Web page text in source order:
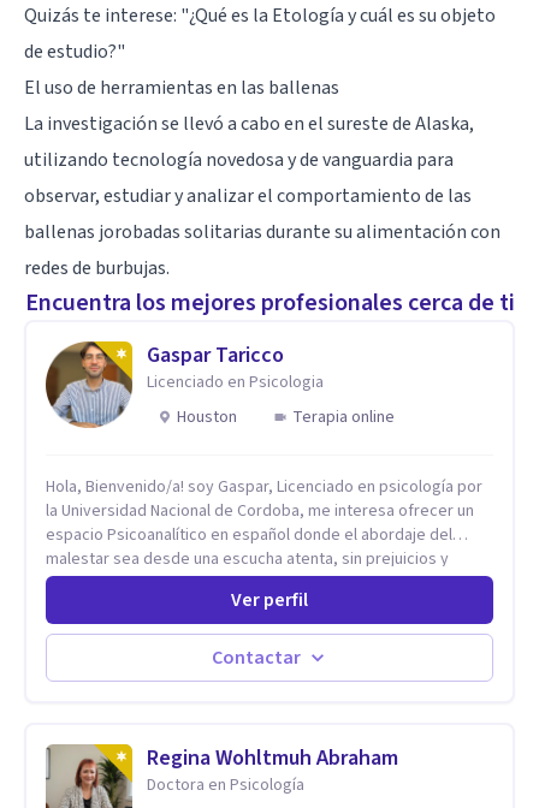
Quizás te interese: "¿Qué es la Etología y cuál es su objeto
de estudio?"
El uso de herramientas en las ballenas
La investigación se llevó a cabo en el sureste de Alaska,
utilizando tecnología novedosa y de vanguardia para
observar, estudiar y analizar el comportamiento de las
ballenas jorobadas solitarias durante su alimentación con
redes de burbujas.
Encuentra los mejores profesionales cerca de ti
Gaspar Taricco
Licenciado en Psicologia
Houston
Terapia online
Hola, Bienvenido/a! soy Gaspar, Licenciado en psicología por
la Universidad Nacional de Cordoba, me interesa ofrecer un
espacio Psicoanalítico en español donde el abordaje del
malestar sea desde una escucha atenta, sin prejuicios y
rescatando lo singular de cada caso, sin caer en etiquetas.
Considero que todas las personas en algún momento pueden
sufrir y cada una por cuestiones particulares, es en mi
espacio donde se le dará un lugar a esas cuestiones
singulares de cada uno, para luego generar cambios. Soy una
investigo. Siempre en la búsqueda de ser un mejor
profesional.
Ver perfil
Contactar
Regina Wohltmuh Abraham
Doctora en Psicología